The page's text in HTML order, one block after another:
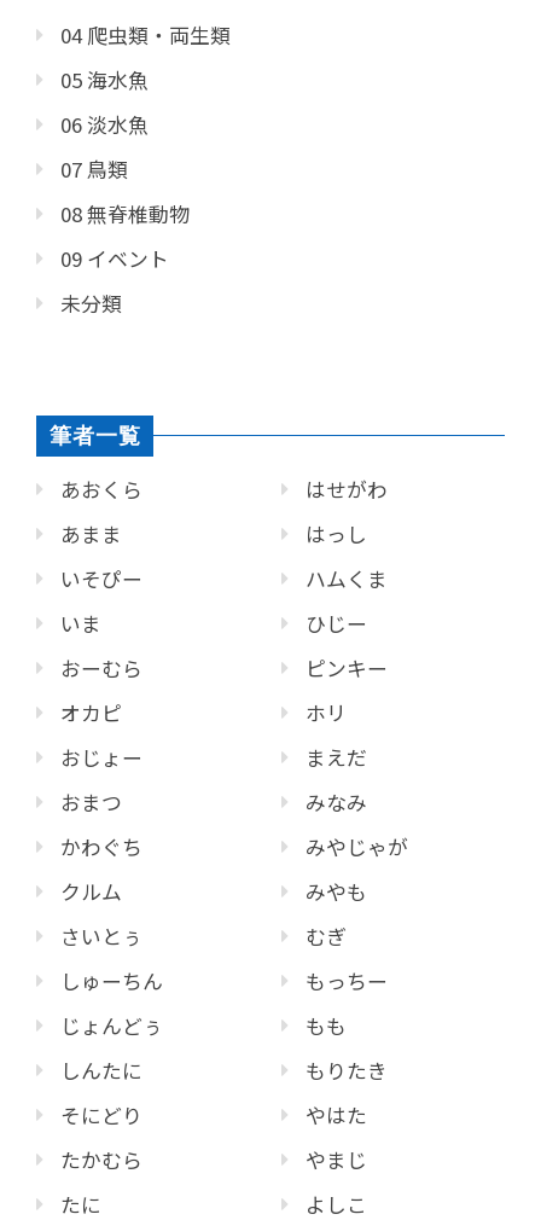
04 爬虫類・両生類
05 海水魚
06 淡水魚
07 鳥類
08 無脊椎動物
09 イベント
未分類
筆者一覧
あおくら
あまま
いそぴー
いま
おーむら
オカピ
おじょー
おまつ
かわぐち
クルム
さいとぅ
しゅーちん
じょんどぅ
しんたに
そにどり
たかむら
たに
はせがわ
はっし
ハムくま
ひじー
ピンキー
ホリ
まえだ
みなみ
みやじゃが
みやも
むぎ
もっちー
もも
もりたき
やはた
やまじ
よしこ